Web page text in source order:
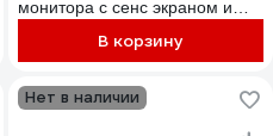
монитора с сенс экраном и
(95703HA+94208-
В корзину
Нет в наличии